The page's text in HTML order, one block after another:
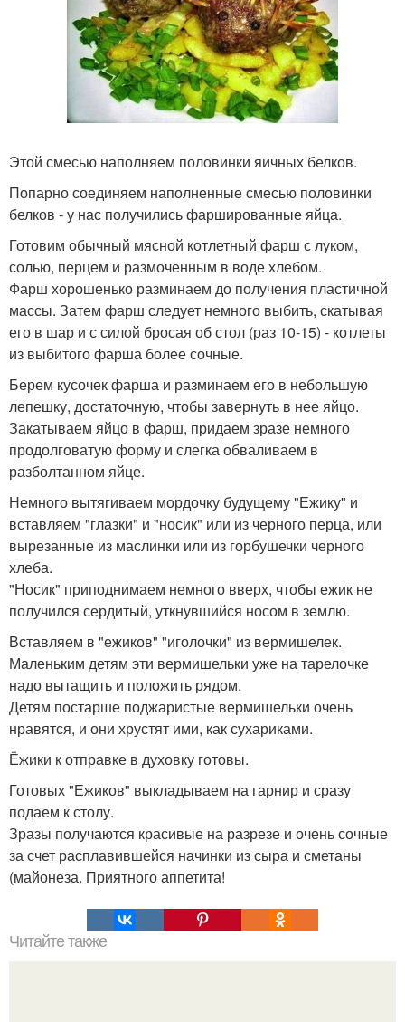
Этой смесью наполняем половинки яичных белков.
Попарно соединяем наполненные смесью половинки
белков - у нас получились фаршированные яйца.
Готовим обычный мясной котлетный фарш с луком,
солью, перцем и размоченным в воде хлебом.
Фарш хорошенько разминаем до получения пластичной
массы. Затем фарш следует немного выбить, скатывая
его в шар и с силой бросая об стол (раз 10-15) - котлеты
из выбитого фарша более сочные.
Берем кусочек фарша и разминаем его в небольшую
лепешку, достаточную, чтобы завернуть в нее яйцо.
Закатываем яйцо в фарш, придаем зразе немного
продолговатую форму и слегка обваливаем в
разболтанном яйце.
Немного вытягиваем мордочку будущему "Ежику" и
вставляем "глазки" и "носик" или из черного перца, или
вырезанные из маслинки или из горбушечки черного
хлеба.
"Носик" приподнимаем немного вверх, чтобы ежик не
получился сердитый, уткнувшийся носом в землю.
Вставляем в "ежиков" "иголочки" из вермишелек.
Маленьким детям эти вермишельки уже на тарелочке
надо вытащить и положить рядом.
Детям постарше поджаристые вермишельки очень
нравятся, и они хрустят ими, как сухариками.
Ёжики к отправке в духовку готовы.
Готовых "Ежиков" выкладываем на гарнир и сразу
подаем к столу.
Зразы получаются красивые на разрезе и очень сочные
за счет расплавившейся начинки из сыра и сметаны
(майонеза. Приятного аппетита!
Читайте также